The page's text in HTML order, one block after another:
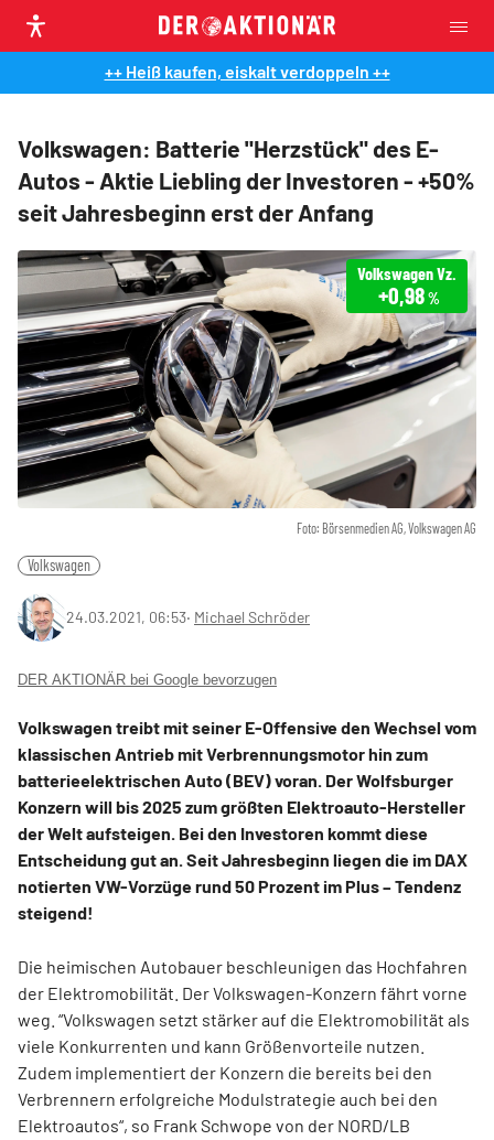
++ Heiß kaufen, eiskalt verdoppeln ++
Volkswagen: Batterie "Herzstück" des E-
Autos - Aktie Liebling der Investoren - +50%
seit Jahresbeginn erst der Anfang
Foto: Börsenmedien AG, Volkswagen AG
Volkswagen Vz.
+0,98%
Volkswagen
24.03.2021, 06:53‧ Michael Schröder
DER AKTIONÄR bei Google bevorzugen
Volkswagen treibt mit seiner E-Offensive den Wechsel vom
klassischen Antrieb mit Verbrennungsmotor hin zum
batterieelektrischen Auto (BEV) voran. Der Wolfsburger
Konzern will bis 2025 zum größten Elektroauto-Hersteller
der Welt aufsteigen. Bei den Investoren kommt diese
Entscheidung gut an. Seit Jahresbeginn liegen die im DAX
notierten VW-Vorzüge rund 50 Prozent im Plus – Tendenz
steigend!
Die heimischen Autobauer beschleunigen das Hochfahren
der Elektromobilität. Der Volkswagen-Konzern fährt vorne
weg. “Volkswagen setzt stärker auf die Elektromobilität als
viele Konkurrenten und kann Größenvorteile nutzen.
Zudem implementiert der Konzern die bereits bei den
Verbrennern erfolgreiche Modulstrategie auch bei den
Elektroautos“, so Frank Schwope von der NORD/LB